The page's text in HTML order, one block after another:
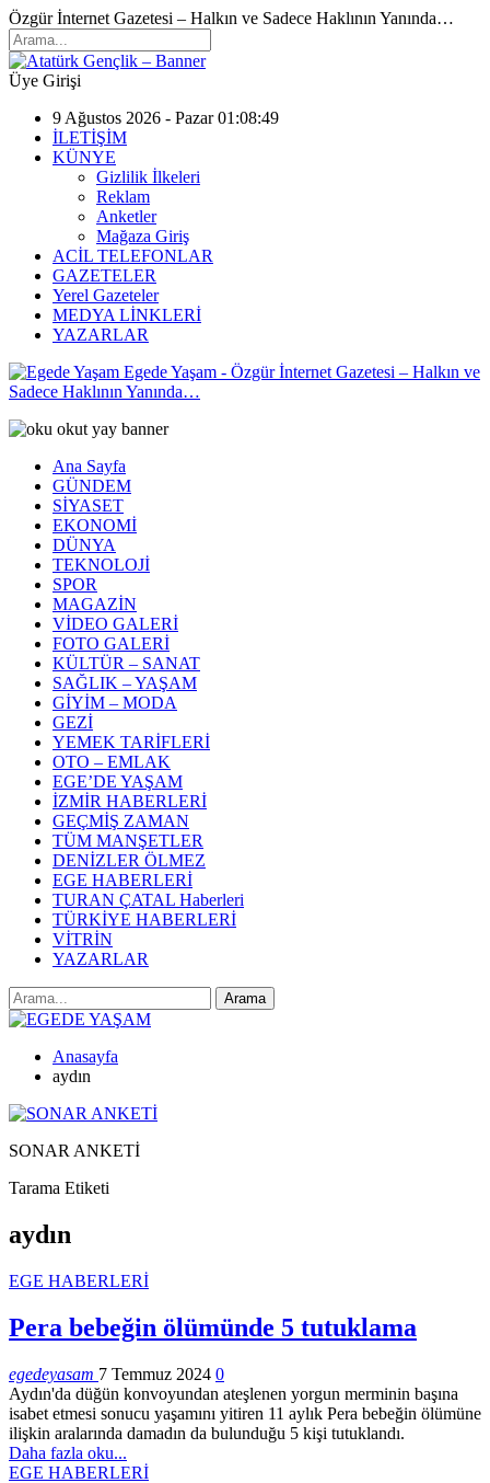
Özgür İnternet Gazetesi – Halkın ve Sadece Haklının Yanında…
Üye Girişi
9 Ağustos 2026 - Pazar 01:08:49
İLETİŞİM
KÜNYE
Gizlilik İlkeleri
Reklam
Anketler
Mağaza Giriş
ACİL TELEFONLAR
GAZETELER
Yerel Gazeteler
MEDYA LİNKLERİ
YAZARLAR
Egede Yaşam - Özgür İnternet Gazetesi – Halkın ve
Sadece Haklının Yanında…
Ana Sayfa
GÜNDEM
SİYASET
EKONOMİ
DÜNYA
TEKNOLOJİ
SPOR
MAGAZİN
VİDEO GALERİ
FOTO GALERİ
KÜLTÜR – SANAT
SAĞLIK – YAŞAM
GİYİM – MODA
GEZİ
YEMEK TARİFLERİ
OTO – EMLAK
EGE’DE YAŞAM
İZMİR HABERLERİ
GEÇMİŞ ZAMAN
TÜM MANŞETLER
DENİZLER ÖLMEZ
EGE HABERLERİ
TURAN ÇATAL Haberleri
TÜRKİYE HABERLERİ
VİTRİN
YAZARLAR
Anasayfa
aydın
SONAR ANKETİ
Tarama Etiketi
aydın
EGE HABERLERİ
Pera bebeğin ölümünde 5 tutuklama
egedeyasam 7 Temmuz 2024 0
Aydın'da düğün konvoyundan ateşlenen yorgun merminin başına
isabet etmesi sonucu yaşamını yitiren 11 aylık Pera bebeğin ölümüne
ilişkin aralarında damadın da bulunduğu 5 kişi tutuklandı.
Daha fazla oku...
EGE HABERLERİ